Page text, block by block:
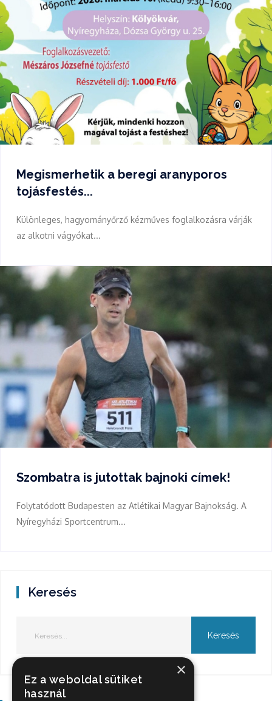
Megismerhetik a beregi aranyporos
tojásfestés...
Különleges, hagyományőrző kézműves foglalkozásra várják
az alkotni vágyókat...
Szombatra is jutottak bajnoki címek!
Folytatódott Budapesten az Atlétikai Magyar Bajnokság. A
Nyíregyházi Sportcentrum...
Keresés
×
Ez a weboldal sütiket
használ